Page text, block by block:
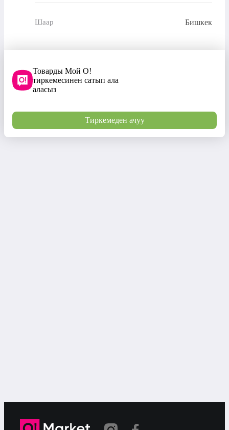
Шаар Бишкек
Товарды Мой О!
тиркемесинен сатып ала
аласыз
Тиркемеден ачуу